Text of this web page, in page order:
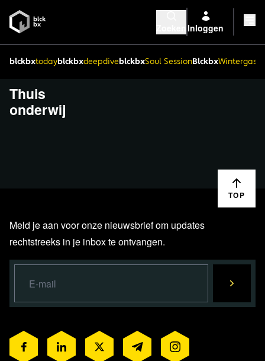
Inloggen
blckbxtodayblckbxdeepdiveblckbxSoul SessionBlckbx
Thuis
onderwij
TOP
Meld je aan voor onze nieuwsbrief om updates
rechtstreeks in je inbox te ontvangen.